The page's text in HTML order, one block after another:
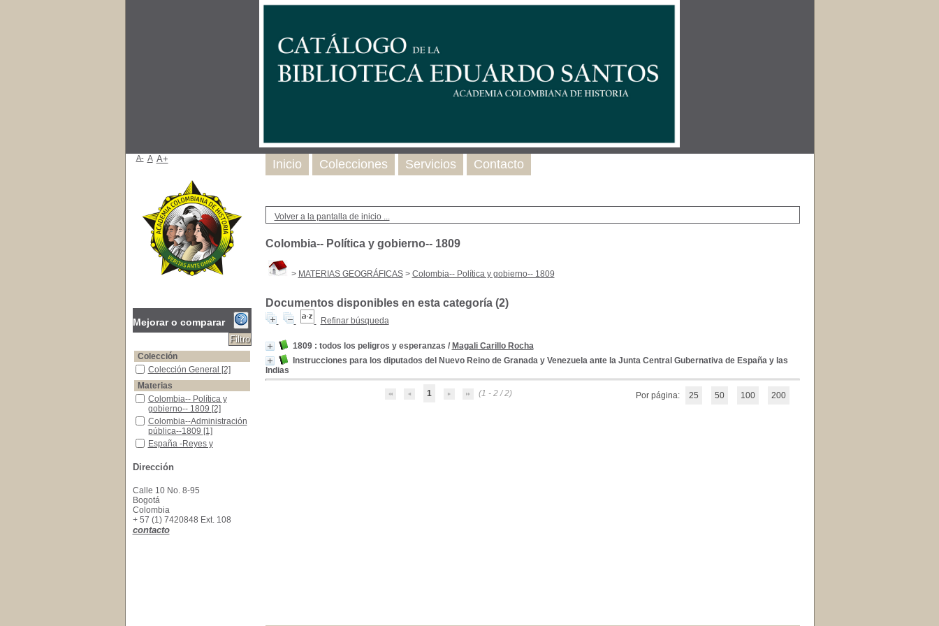
Volver a la pantalla de inicio ...
Colombia-- Política y gobierno-- 1809
> MATERIAS GEOGRÁFICAS> Colombia-- Política y gobierno-- 1809
Documentos disponibles en esta categoría (2)
Refinar búsqueda
1809 : todos los peligros y esperanzas / Magali Carillo Rocha
Instrucciones para los diputados del Nuevo Reino de Granada y Venezuela ante la Junta Central Gubernativa de España y las
Indias
1 (1 - 2 / 2) Por página: 25 50 100 200
Inicio Colecciones Servicios Contacto
A- A A+
Mejorar o comparar
Colección
Colección General
Colección General [2]
Materias
Colombia-- Política y gobierno-- 1809
Colombia-- Política y
gobierno-- 1809 [2]
Colombia--Administración pública--1809
Colombia--Administración
pública--1809 [1]
España -Reyes y soberanos
España -Reyes y
Venezuela -Administración Pública
Venezuela -
Venezuela-- Política y gobierno-- 1809
Venezuela-- Política y
gobierno-- 1809
Dirección
Calle 10 No. 8-95
Bogotá
Colombia
+ 57 (1) 7420848 Ext. 108
contacto